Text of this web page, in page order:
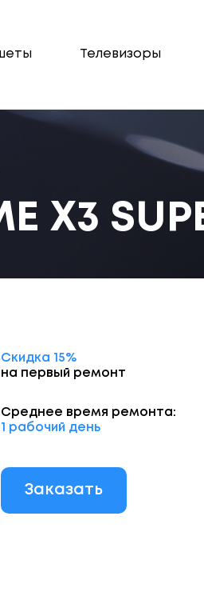
Телевизоры
X3
Скидка 15%
на первый ремонт
Среднее время ремонта:
1 рабочий день
Заказать